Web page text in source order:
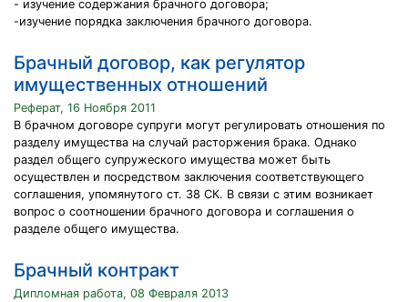
- изучение содержания брачного договора;
-изучение порядка заключения брачного договора.
Брачный договор, как регулятор
имущественных отношений
Реферат, 16 Ноября 2011
В брачном договоре супруги могут регулировать отношения по
разделу имущества на случай расторжения брака. Однако
раздел общего супружеского имущества может быть
осуществлен и посредством заключения соответствующего
соглашения, упомянутого ст. 38 СК. В связи с этим возникает
вопрос о соотношении брачного договора и соглашения о
разделе общего имущества.
Брачный контракт
Дипломная работа, 08 Февраля 2013